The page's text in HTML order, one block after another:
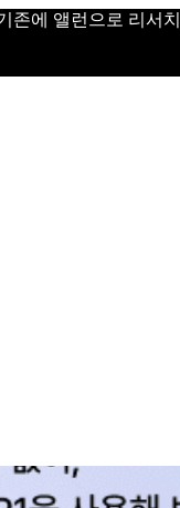
에 앨런으로 리서